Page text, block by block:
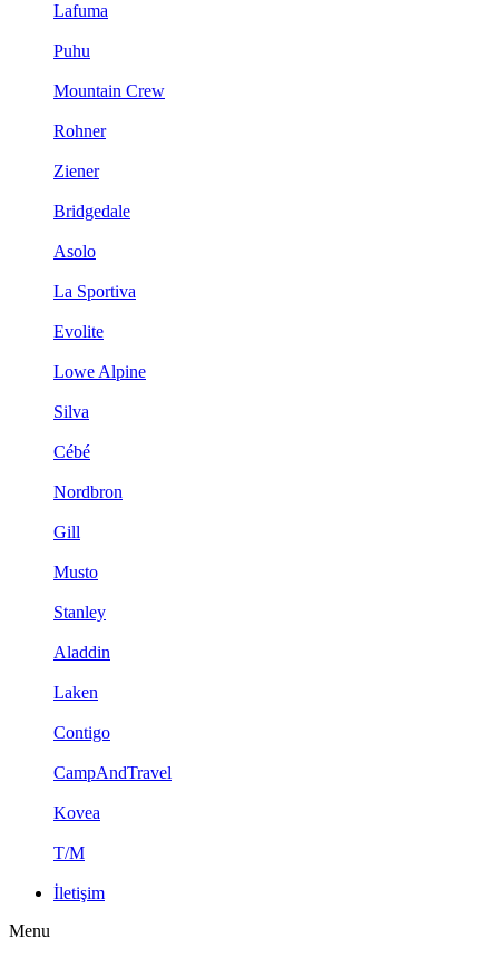
Lafuma
Puhu
Mountain Crew
Rohner
Ziener
Bridgedale
Asolo
La Sportiva
Evolite
Lowe Alpine
Silva
Cébé
Nordbron
Gill
Musto
Stanley
Aladdin
Laken
Contigo
CampAndTravel
Kovea
T/M
İletişim
Menu